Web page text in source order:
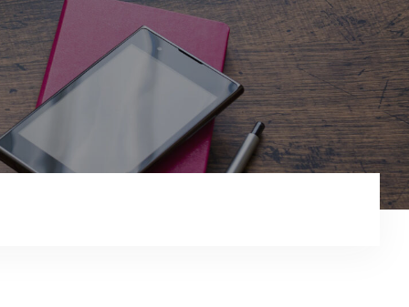
出張エリア
予約状況
ペーパー卒業への道
よくある質問
お知らせ